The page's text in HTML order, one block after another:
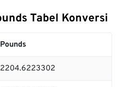
Tabel Konversi
Pounds
2204.6223302